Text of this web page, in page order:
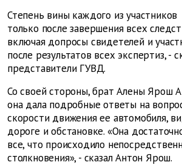
Степень вины каждого из
только после завершения всех
включая допросы свидетелей и
после результатов всех экспертиз, -
представители ГУВД.
Со своей стороны, брат Алены Ярош
она дала подробные ответы на
скорости движения ее автомобиля,
дороге и обстановке. «Она
все, что происходило
столкновения», - сказал Антон Ярош.